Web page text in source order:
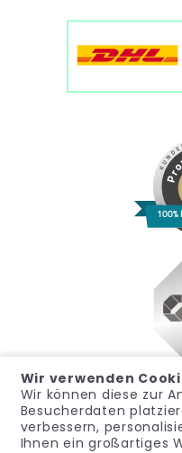
100%
Wir verwenden
Wir können diese zur
Besucherdaten
verbessern,
Ihnen ein großartiges